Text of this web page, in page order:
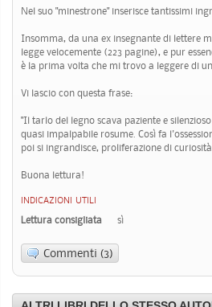
Nel suo "minestrone" inserisce tantissimi
Insomma, da una ex insegnante di lettere
legge velocemente (223 pagine), e pur
è la prima volta che mi trovo a leggere di
Vi lascio con questa frase:
"Il tarlo del legno scava paziente e
quasi impalpabile rosume. Così fa
poi si ingrandisce, proliferazione di
Buona lettura!
INDICAZIONI UTILI
Lettura consigliata sì
Commenti (3)